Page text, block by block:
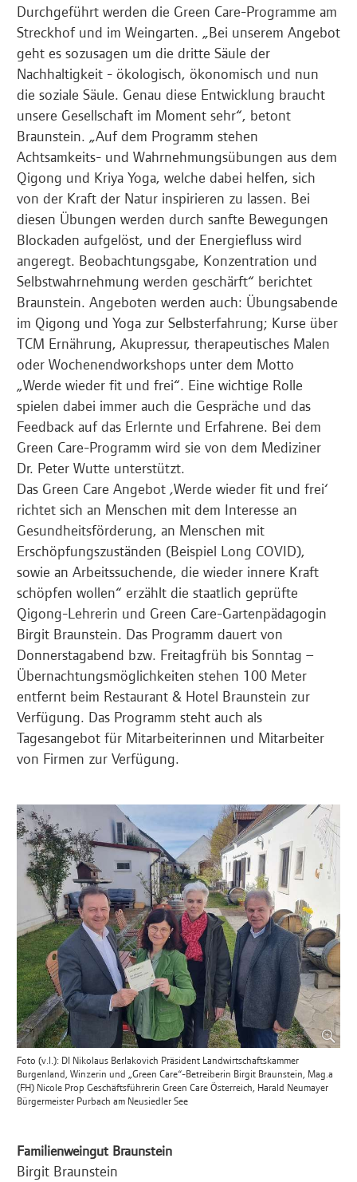
Durchgeführt werden die Green Care-Programme am
Streckhof und im Weingarten. „Bei unserem Angebot
geht es sozusagen um die dritte Säule der
Nachhaltigkeit - ökologisch, ökonomisch und nun
die soziale Säule. Genau diese Entwicklung braucht
unsere Gesellschaft im Moment sehr“, betont
Braunstein. „Auf dem Programm stehen
Achtsamkeits- und Wahrnehmungsübungen aus dem
Qigong und Kriya Yoga, welche dabei helfen, sich
von der Kraft der Natur inspirieren zu lassen. Bei
diesen Übungen werden durch sanfte Bewegungen
Blockaden aufgelöst, und der Energiefluss wird
angeregt. Beobachtungsgabe, Konzentration und
Selbstwahrnehmung werden geschärft“ berichtet
Braunstein. Angeboten werden auch: Übungsabende
im Qigong und Yoga zur Selbsterfahrung; Kurse über
TCM Ernährung, Akupressur, therapeutisches Malen
oder Wochenendworkshops unter dem Motto
„Werde wieder fit und frei“. Eine wichtige Rolle
spielen dabei immer auch die Gespräche und das
Feedback auf das Erlernte und Erfahrene. Bei dem
Green Care-Programm wird sie von dem Mediziner
Dr. Peter Wutte unterstützt.
Das Green Care Angebot ‚Werde wieder fit und frei‘
richtet sich an Menschen mit dem Interesse an
Gesundheitsförderung, an Menschen mit
Erschöpfungszuständen (Beispiel Long COVID),
sowie an Arbeitssuchende, die wieder innere Kraft
schöpfen wollen“ erzählt die staatlich geprüfte
Qigong-Lehrerin und Green Care-Gartenpädagogin
Birgit Braunstein. Das Programm dauert von
Donnerstagabend bzw. Freitagfrüh bis Sonntag –
Übernachtungsmöglichkeiten stehen 100 Meter
entfernt beim Restaurant & Hotel Braunstein zur
Verfügung. Das Programm steht auch als
Tagesangebot für Mitarbeiterinnen und Mitarbeiter
von Firmen zur Verfügung.
Foto (v.l.): DI Nikolaus Berlakovich Präsident Landwirtschaftskammer
Burgenland, Winzerin und „Green Care“-Betreiberin Birgit Braunstein, Mag.a
(FH) Nicole Prop Geschäftsführerin Green Care Österreich, Harald Neumayer
Bürgermeister Purbach am Neusiedler See
Familienweingut Braunstein
Birgit Braunstein